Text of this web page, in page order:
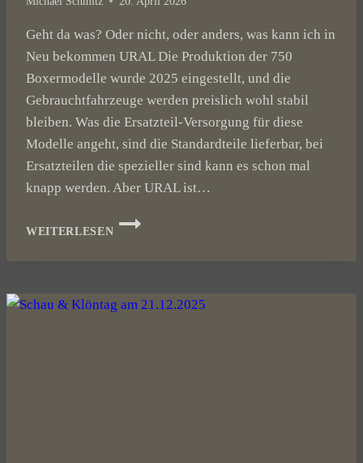
Geht da was? Oder nicht, oder anders, was kann ich in
Neu bekommen URAL Die Produktion der 750
Boxermodelle wurde 2025 eingestellt, und die
Gebrauchtfahrzeuge werden preislich wohl stabil
bleiben. Was die Ersatzteil-Versorgung für diese
Modelle angeht, sind die Standardteile lieferbar, bei
Ersatzteilen die spezieller sind kann es schon mal
knapp werden. Aber URAL ist…
WEITERLESEN
GESPANN